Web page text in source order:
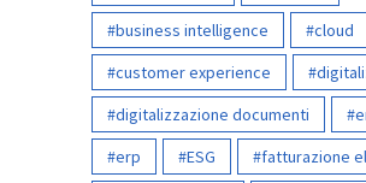
business intelligence
cloud
customer experience
digitalizzazione documenti
erp
ESG
fatturazione